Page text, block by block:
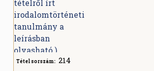
Tétel sorszám: 214